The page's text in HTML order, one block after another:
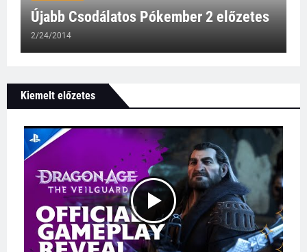
Újabb Csodálatos Pókember 2 előzetes
2/24/2014
Kiemelt előzetes